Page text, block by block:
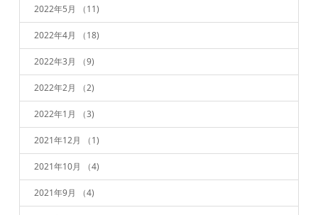
2022年5月 （11)
2022年4月 （18)
2022年3月 （9)
2022年2月 （2)
2022年1月 （3)
2021年12月 （1)
2021年10月 （4)
2021年9月 （4)